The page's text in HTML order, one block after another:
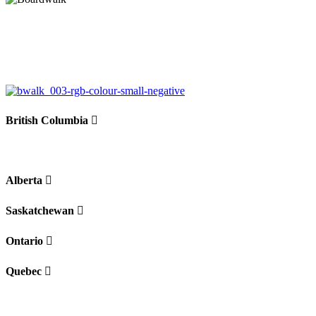
British Columbia
Alberta
Saskatchewan
Ontario
Quebec